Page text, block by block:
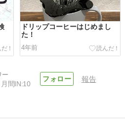
ドリップコーヒーはじめまし
た！
4年前
月間IN:10
報告